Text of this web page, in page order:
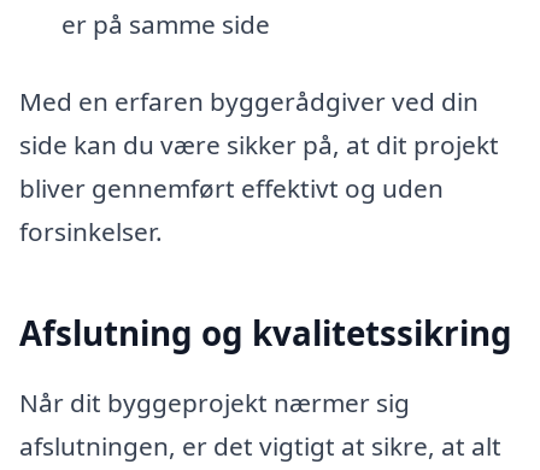
er på samme side
Med en erfaren byggerådgiver ved din
side kan du være sikker på, at dit projekt
bliver gennemført effektivt og uden
forsinkelser.
Afslutning og kvalitetssikring
Når dit byggeprojekt nærmer sig
afslutningen, er det vigtigt at sikre, at alt